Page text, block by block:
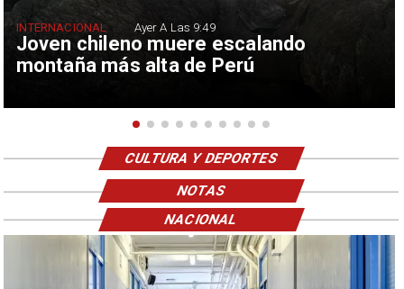
Joven chileno muere escalando
montaña más alta de Perú
INTERNACIONAL Ayer A Las 9:49
CULTURA Y DEPORTES
NOTAS
NACIONAL